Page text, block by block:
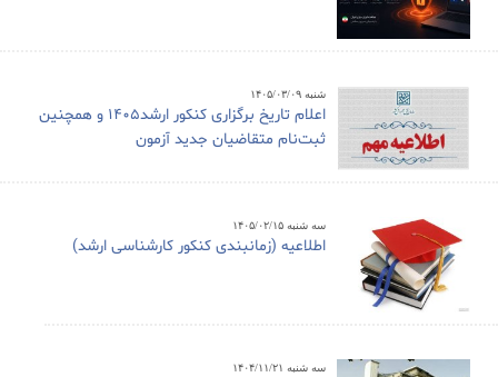
شنبه ۱۴۰۵/۰۳/۰۹
اعلام تاریخ برگزاری کنکور ارشد1405 و همچنین
ثبت‌نام متقاضیان جدید آزمون
سه شنبه ۱۴۰۵/۰۲/۱۵
اطلاعیه (زمانبندی کنکور کارشناسی ارشد)
سه شنبه ۱۴۰۴/۱۱/۲۱